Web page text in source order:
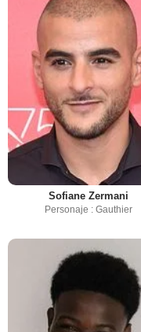
Sofiane Zermani
Personaje : Gauthier